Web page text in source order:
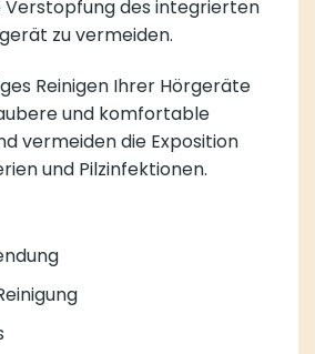
Verstopfung des integrierten
zu vermeiden.
Reinigen Ihrer Hörgeräte
und komfortable
vermeiden die Exposition
und Pilzinfektionen.